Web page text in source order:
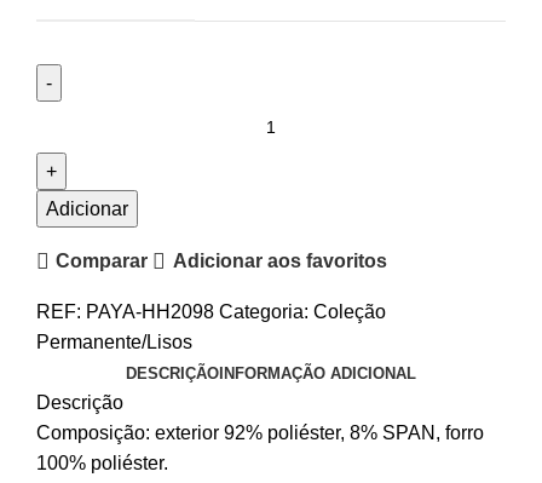
Adicionar
Comparar Adicionar aos favoritos
REF: PAYA-HH2098 Categoria: Coleção
Permanente/Lisos
DESCRIÇÃO INFORMAÇÃO ADICIONAL
Descrição
Composição: exterior 92% poliéster, 8% SPAN, forro
100% poliéster.